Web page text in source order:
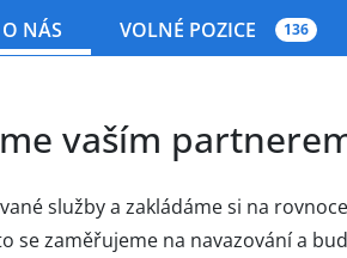
O NÁS VOLNÉ POZICE 136
vaším
služby a zakládáme si na
se zaměřujeme na navazování a